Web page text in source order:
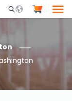
Mobile Search